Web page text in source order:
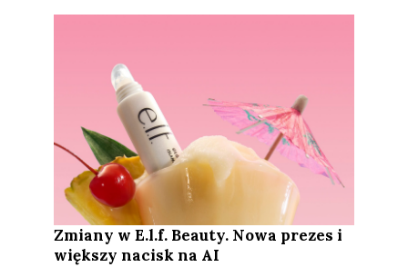
Zmiany w E.l.f. Beauty. Nowa prezes i
większy nacisk na AI